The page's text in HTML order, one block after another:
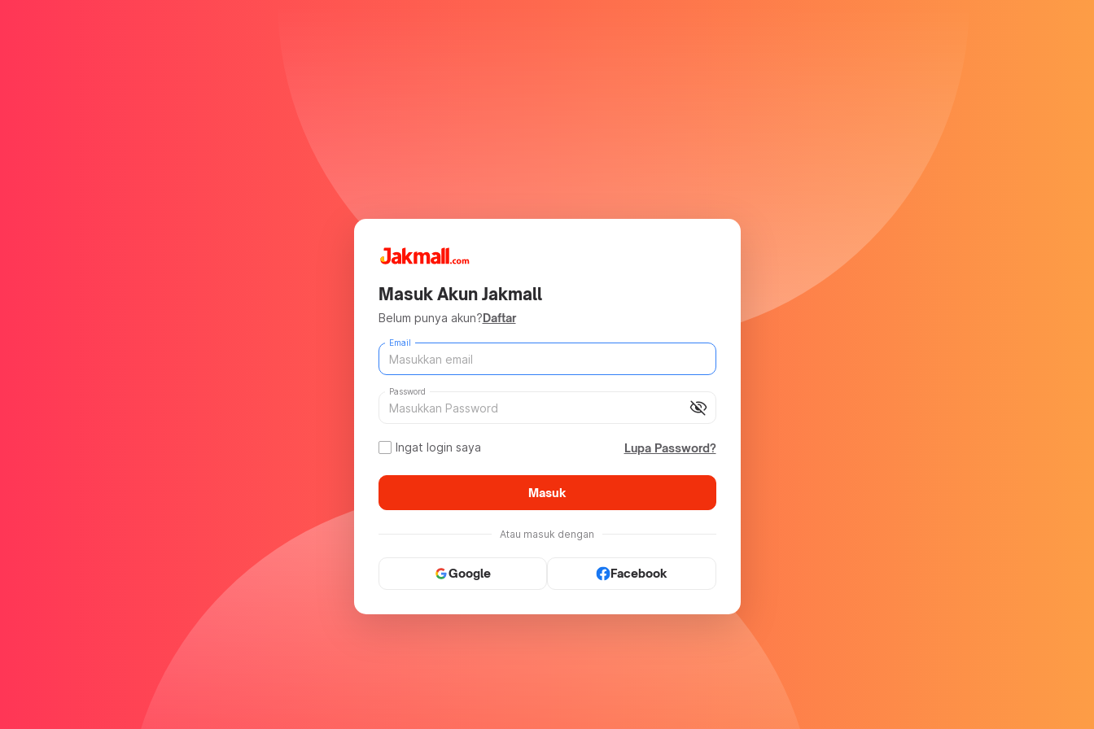
Masuk Akun Jakmall
Belum punya akun?Daftar
Email
visibility_off
Password
Ingat login saya Lupa Password?
Masuk
Atau masuk dengan
Google Facebook